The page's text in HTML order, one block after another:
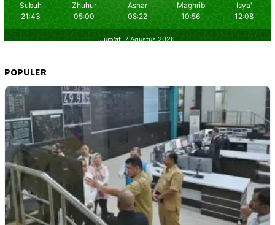
POPULER